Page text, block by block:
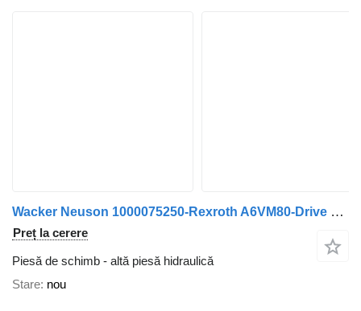
Wacker Neuson 1000075250-Rexroth A6VM80-Drive motor/Fahrmotor
Preț la cerere
Piesă de schimb - altă piesă hidraulică
Stare nou